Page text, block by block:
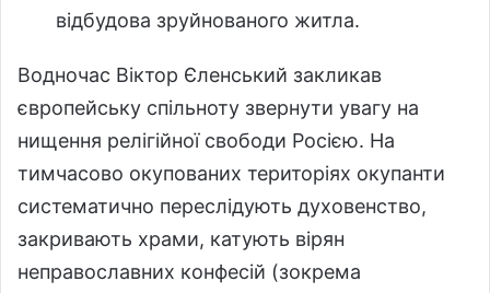
відбудова зруйнованого житла.
Водночас Віктор Єленський закликав
європейську спільноту звернути увагу на
нищення релігійної свободи Росією. На
тимчасово окупованих територіях окупанти
систематично переслідують духовенство,
закривають храми, катують вірян
неправославних конфесій (зокрема